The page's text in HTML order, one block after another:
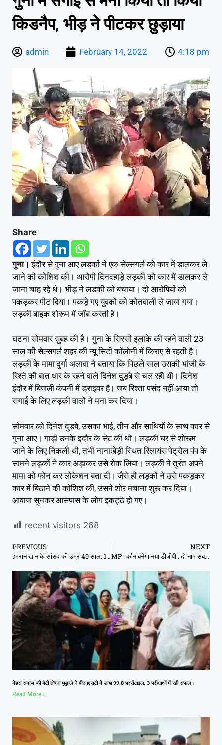
किडनैप, भीड़ ने पीटकर छुड़ाया
admin February 14, 2022 4:18 pm
Share
गुना। इंदौर से गुना आए लड़कों ने एक सेल्सगर्ल को कार में डालकर ले
जाने की कोशिश की। आरोपी दिनदहाड़े लड़की को कार में डालकर ले
जाना चाह रहे थे। भीड़ ने लड़की को बचाया। दो आरोपियों को
पकड़कर पीट दिया। पकड़े गए युवकों को कोतवाली ले जाया गया।
लड़की बाइक शोरूम में जॉब करती है।
घटना सोमवार सुबह की है। गुना के सिरसी इलाके की रहने वाली 23
साल की सेल्सगर्ल शहर की न्यू सिटी कॉलोनी में किराए से रहती है।
लड़की के मामा दुर्गा अलावा ने बताया कि पिछले साल उसकी भांजी के
रिश्ते की बात धार के रहने वाले दिनेश दुड़बे से चल रही थी। दिनेश
इंदौर में बिजली कंपनी में ड्राइवर है। जब रिश्ता पसंद नहीं आया तो
सगाई के लिए लड़की वालों ने मना कर दिया।
सोमवार को दिनेश दुड़बे, उसका भाई, तीन और साथियों के साथ कार से
गुना आए। गाड़ी उनके इंदौर के सेठ की थी। लड़की घर से शोरूम
जाने के लिए निकली थी, तभी नानाखेड़ी स्थित रिलायंस पेट्रोल पंप के
सामने लड़कों ने कार अड़ाकर उसे रोक लिया। लड़की ने तुरंत अपने
मामा को फोन कर लोकेशन बता दी। जैसे ही लड़कों ने उसे पकड़कर
कार में बिठाने की कोशिश की, उसने शोर मचाना शुरू कर दिया।
आवाज सुनकर आसपास के लोग इकट्ठे हो गए।
recent visitors 268
PREVIOUS
इमरान खान के सांसद की उम्र 49 साल, 18 वर्षीय युवती से रचाई शादी
NEXT
MP : कौन बनेगा नया डीजीपी , दो नाम सबसे आगे
मेहरा समाज की बेटी तोषना घुड़ाले ने पीएनएसटी में लाया 99.8 परसेंटाइल, 3 परीक्षाओं में रही सफल।
Read More »